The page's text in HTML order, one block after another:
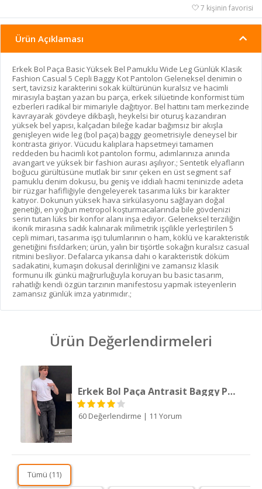
7 kişinin favorisi
Ürün Açıklaması
Erkek Bol Paça Basic Yüksek Bel Pamuklu Wide Leg Günlük Klasik
Fashion Casual 5 Cepli Baggy Kot Pantolon Geleneksel denimin o
sert, tavizsiz karakterini sokak kültürünün kuralsız ve hacimli
mirasıyla baştan yazan bu parça, erkek silüetinde konformist tüm
ezberleri radikal bir mimariyle dağıtıyor. Bel hattını tam merkezinde
kavrayarak gövdeye dikbaşlı, heykelsi bir oturuş kazandıran
yüksek bel yapısı, kalçadan bileğe kadar bağımsız bir akışla
genişleyen wide leg (bol paça) baggy geometrisiyle deneysel bir
kontrasta giriyor. Vücudu kalıplara hapsetmeyi tamamen
reddeden bu hacimli kot pantolon formu, adımlarınıza anında
avangart ve yüksek bir fashion aurası aşılıyor.; Sentetik elyafların
boğucu gürültüsüne mutlak bir sınır çeken en üst segment saf
pamuklu denim dokusu, bu geniş ve iddialı hacmi teninizde adeta
bir rüzgar hafifliğiyle dengeleyerek tasarıma lüks bir karakter
katıyor. Dokunun yüksek hava sirkülasyonu sağlayan doğal
genetiği, en yoğun metropol koşturmacalarında bile gövdenizi
serin tutan lüks bir konfor alanı inşa ediyor. Geleneksel terziliğin
ikonik mirasına sadık kalınarak milimetrik işçilikle yerleştirilen 5
cepli mimari, tasarıma işçi tulumlarının o ham, köklü ve karakteristik
genetiğini fısıldarken; ürün, yalın bir tişörtle sokağın kuralsız casual
ritmini besliyor. Defalarca yıkansa dahi o karakteristik döküm
sadakatini, kumaşın dokusal derinliğini ve zamansız klasik
formunu ilk günkü mağrurluğuyla koruyan bu basic tasarım,
rahatlığı kendi özgün tarzının manifestosu yapmak isteyenlerin
zamansız günlük imza yatırımıdır.;
Ürün Değerlendirmeleri
Erkek Bol Paça Antrasit Baggy Pantolon
60 Değerlendirme | 11 Yorum
Tümü (11)